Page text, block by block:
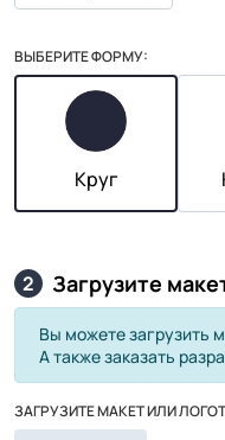
ВЫБЕРИТЕ ФОРМУ:
Круг
2 Загрузите
Вы можете загрузить
А также заказать
ЗАГРУЗИТЕ МАКЕТ ИЛИ